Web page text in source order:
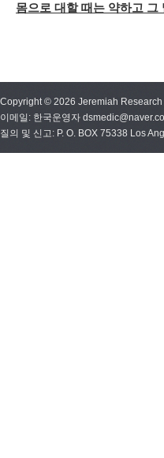
몸으로 대할 때는 약하고 그
Copyright © 2026 Jeremiah
이메일: 한국운영자
질의 및 신고: P. O. BOX 75338 Los